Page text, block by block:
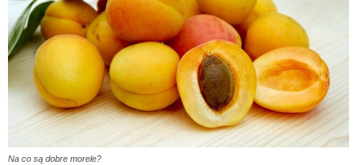
Na co są dobre morele?